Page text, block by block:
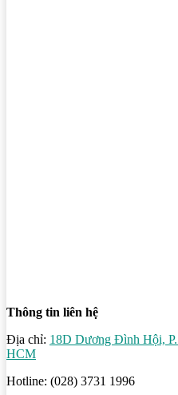
Thông tin liên hệ
Địa chỉ: 18D Dương Đình Hội,
HCM
Hotline: (028) 3731 1996